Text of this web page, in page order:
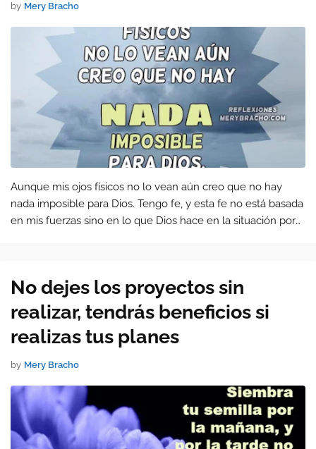
by Mery Bracho
Aunque mis ojos físicos no lo vean aún creo que no hay
nada imposible para Dios. Tengo fe, y esta fe no está basada
en mis fuerzas sino en lo que Dios hace en la situación por
No dejes los proyectos sin
realizar, tendrás beneficios si
realizas tus planes
by Mery Bracho